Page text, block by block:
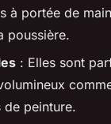
à portée de
poussière.
: Elles sont
peinture.